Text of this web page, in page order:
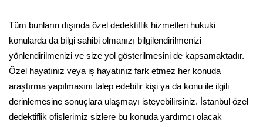
Tüm bunların dışında özel dedektiflik hizmetleri hukuki
konularda da bilgi sahibi olmanızı bilgilendirilmenizi
yönlendirilmenizi ve size yol gösterilmesini de kapsamaktadır.
Özel hayatınız veya iş hayatınız fark etmez her konuda
araştırma yapılmasını talep edebilir kişi ya da konu ile ilgili
derinlemesine sonuçlara ulaşmayı isteyebilirsiniz. İstanbul özel
dedektiflik ofislerimiz sizlere bu konuda yardımcı olacak